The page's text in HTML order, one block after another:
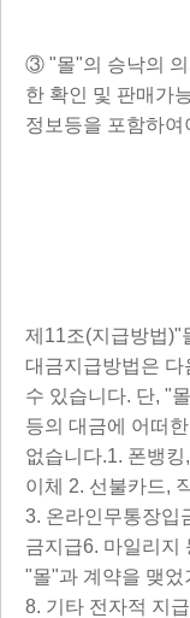
③ "몰"의 승낙의 의
한 확인 및 판매가
정보등을 포함하여
제11조(지급방법)"
대금지급방법은
수 있습니다. 단, "
등의 대금에 어떠
없습니다.1. 폰뱅
이체 2. 선불카드,
3. 온라인무통장입
금지급6. 마일리지
"몰"과 계약을 맺었
8. 기타 전자적 지